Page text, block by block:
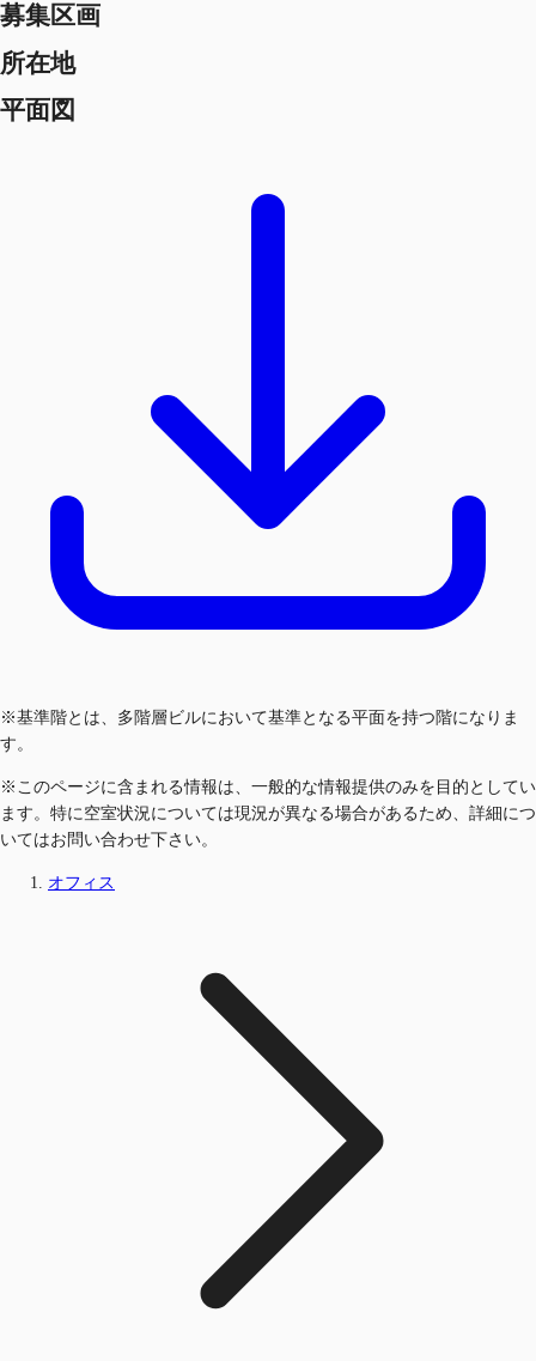
募集区画
所在地
平面図
※基準階とは、多階層ビルにおいて基準となる平面を持つ階になりま
す。
※このページに含まれる情報は、一般的な情報提供のみを目的としてい
ます。特に空室状況については現況が異なる場合があるため、詳細につ
いてはお問い合わせ下さい。
オフィス